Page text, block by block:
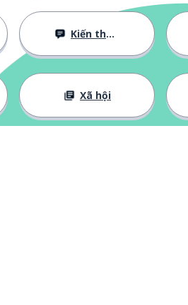
Kiến thức cơ bản
Xã hội